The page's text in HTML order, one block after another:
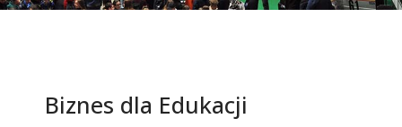
Biznes dla Edukacji